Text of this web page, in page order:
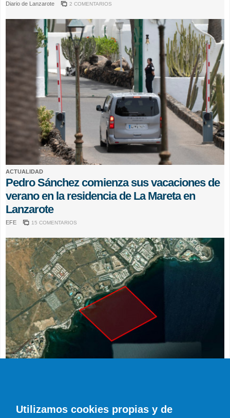
Diario de Lanzarote 2 COMENTARIOS
ACTUALIDAD
Pedro Sánchez comienza sus vacaciones de
verano en la residencia de La Mareta en
Lanzarote
EFE 15 COMENTARIOS
Residencia de La Mareta hasta el 24 de
Utilizamos cookies propias y de